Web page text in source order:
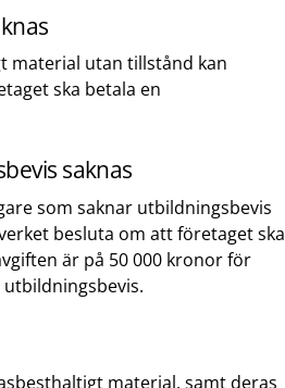
material utan tillstånd kan
ska betala en
saknas
som saknar utbildningsbevis
besluta om att företaget ska
är på 50 000 kronor för
material, samt deras